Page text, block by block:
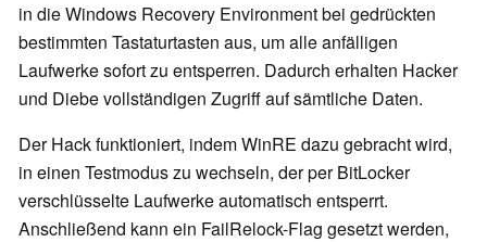
in die Windows Recovery Environment bei gedrückten
bestimmten Tastaturtasten aus, um alle anfälligen
Laufwerke sofort zu entsperren. Dadurch erhalten Hacker
und Diebe vollständigen Zugriff auf sämtliche Daten.
Der Hack funktioniert, indem WinRE dazu gebracht wird,
in einen Testmodus zu wechseln, der per BitLocker
verschlüsselte Laufwerke automatisch entsperrt.
Anschließend kann ein FailRelock-Flag gesetzt werden,